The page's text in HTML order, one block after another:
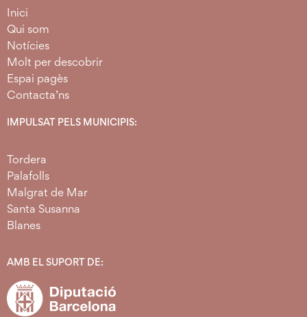
Inici
Qui som
Notícies
Molt per descobrir
Espai pagès
Contacta’ns
IMPULSAT PELS MUNICIPIS:
Tordera
Palafolls
Malgrat de Mar
Santa Susanna
Blanes
AMB EL SUPORT DE: